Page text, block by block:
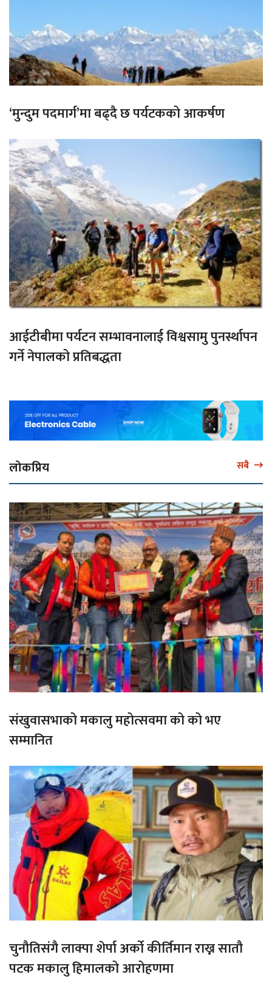
‘मुन्दुम पदमार्ग’मा बढ्दै छ पर्यटकको आकर्षण
आईटीबीमा पर्यटन सम्भावनालाई विश्वसामु पुनर्स्थापन
गर्ने नेपालको प्रतिबद्धता
लोकप्रिय सबै
संखुवासभाको मकालु महोत्सवमा को को भए
सम्मानित
चुनौतिसंगै लाक्पा शेर्पा अर्को कीर्तिमान राख्न सातौ
पटक मकालु हिमालको आरोहणमा